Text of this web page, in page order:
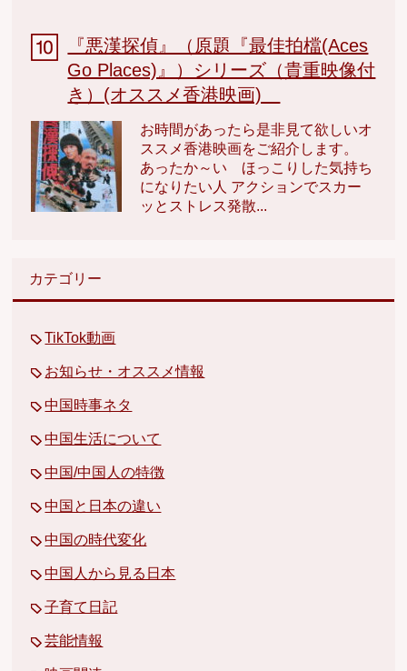
『悪漢探偵』（原題『最佳拍檔(Aces
Go Places)』）シリーズ（貴重映像付
き）(オススメ香港映画)
お時間があったら是非見て欲しいオ
ススメ香港映画をご紹介します。
あったか～い ほっこりした気持ち
になりたい人 アクションでスカー
ッとストレス発散...
カテゴリー
TikTok動画
お知らせ・オススメ情報
中国時事ネタ
中国生活について
中国/中国人の特徴
中国と日本の違い
中国の時代変化
中国人から見る日本
子育て日記
芸能情報